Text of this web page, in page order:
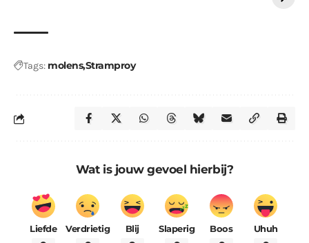
Tags: molensStramproy
Wat is jouw gevoel hierbij?
Liefde Verdrietig Blij Slaperig Boos Uhuh